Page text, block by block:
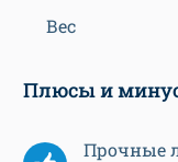
Вес
Плюсы и
Прочные